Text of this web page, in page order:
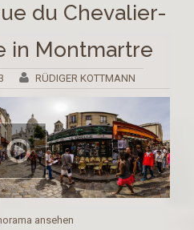
du Chevalier-
in Montmartre
RÜDIGER KOTTMANN
ansehen